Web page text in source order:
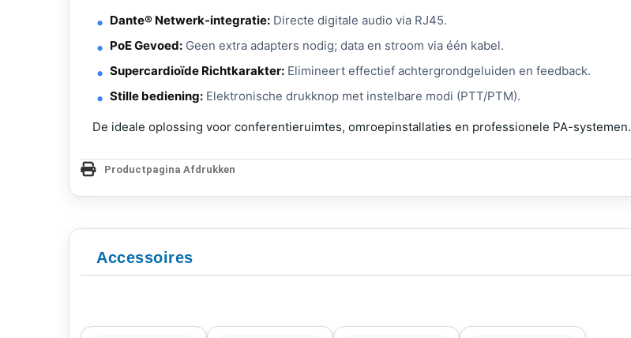
Dante® Netwerk-integratie: Directe digitale audio via RJ45.
PoE Gevoed: Geen extra adapters nodig; data en stroom via één kabel.
Supercardioïde Richtkarakter: Elimineert effectief achtergrondgeluiden en feedback.
Stille bediening: Elektronische drukknop met instelbare modi (PTT/PTM).
De ideale oplossing voor conferentieruimtes, omroepinstallaties en professionele PA-systemen.
Productpagina Afdrukken
Accessoires